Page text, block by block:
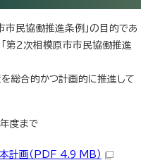
民協働推進条例」の目的であ
第2次相模原市市民協働推進
総合的かつ計画的に推進して
度まで
計画（PDF 4.9 MB）